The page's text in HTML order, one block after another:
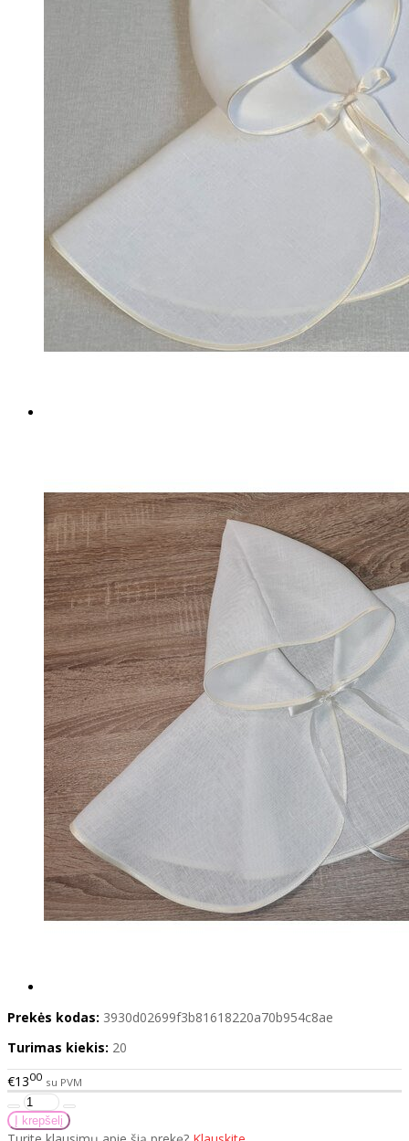
Prekės kodas: 3930d02699f3b81618220a70b954c8ae
Turimas kiekis: 20
€1300 su PVM